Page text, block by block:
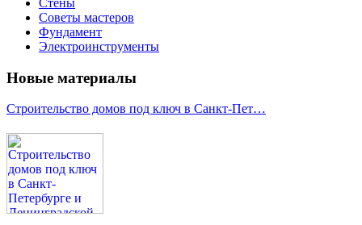
Советы мастеров
Фундамент
Электроинструменты
Новые материалы
Строительство домов под ключ в Санкт-Пет…